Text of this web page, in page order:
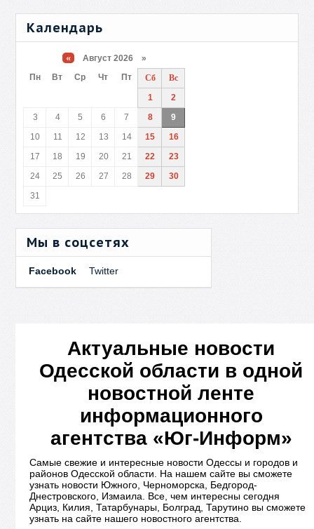
Календарь
« Август 2026 »
Пн
Вт Ср Чт Пт Сб
Вс
1
2
3
4 5 6 7 8
9
10
11 12 13 14 15
16
17
18 19 20 21 22
23
24
25 26 27 28 29
30
31
Мы в соцсетях
Facebook Twitter
Актуальные новости
Одесской области в одной
новостной ленте
информационного
агентства «Юг-Информ»
Самые свежие и интересные новости Одессы и городов и
районов Одесской области. На нашем сайте вы сможете
узнать новости Южного, Черноморска, Бедгород-
Днестровского, Измаила. Все, чем интересны сегодня
Арциз, Килия, Татарбунары, Болград, Тарутино вы сможете
узнать на сайте нашего новостного агентства.